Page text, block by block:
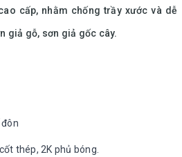
cấp, nhằm chống trầy xước và dễ
giả gỗ, sơn giả gốc cây.
thép, 2K phủ bóng.